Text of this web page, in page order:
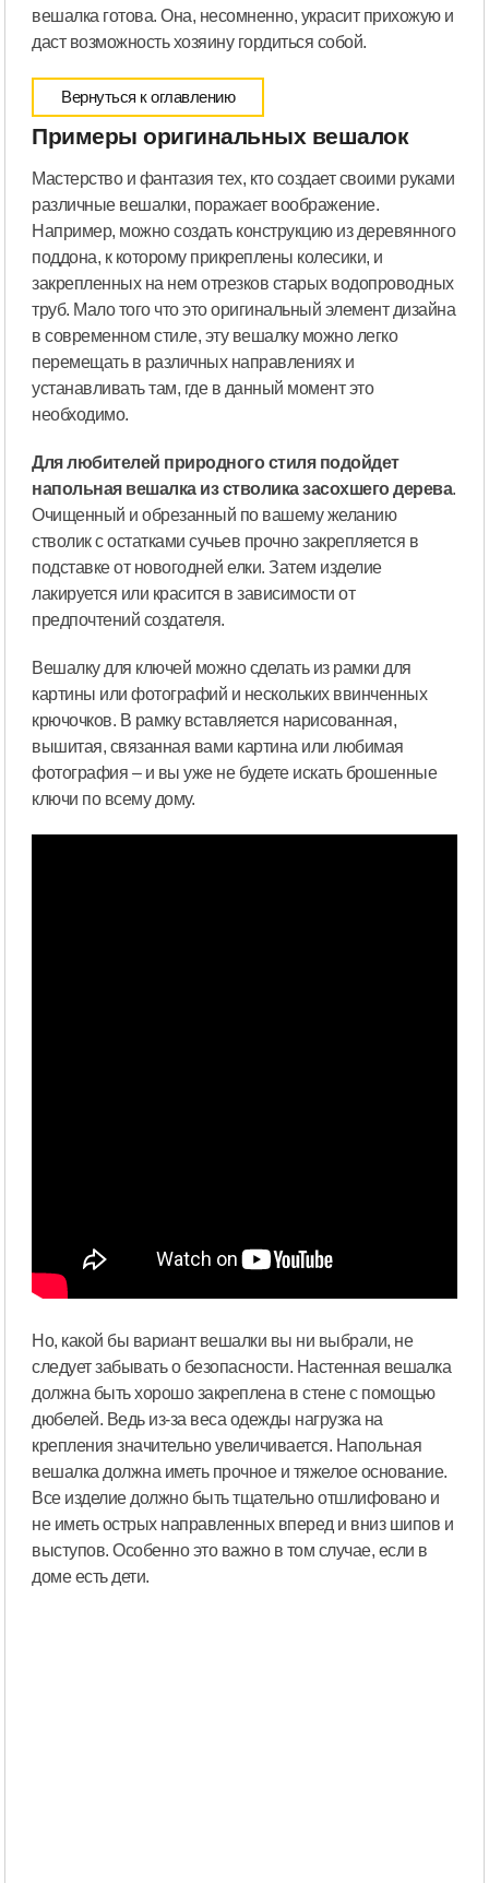
вешалка готова. Она, несомненно, украсит прихожую и
даст возможность хозяину гордиться собой.
Вернуться к оглавлению
Примеры оригинальных вешалок
Мастерство и фантазия тех, кто создает своими руками
различные вешалки, поражает воображение.
Например, можно создать конструкцию из деревянного
поддона, к которому прикреплены колесики, и
закрепленных на нем отрезков старых водопроводных
труб. Мало того что это оригинальный элемент дизайна
в современном стиле, эту вешалку можно легко
перемещать в различных направлениях и
устанавливать там, где в данный момент это
необходимо.
Для любителей природного стиля подойдет
напольная вешалка из стволика засохшего дерева.
Очищенный и обрезанный по вашему желанию
стволик с остатками сучьев прочно закрепляется в
подставке от новогодней елки. Затем изделие
лакируется или красится в зависимости от
предпочтений создателя.
Вешалку для ключей можно сделать из рамки для
картины или фотографий и нескольких ввинченных
крючочков. В рамку вставляется нарисованная,
вышитая, связанная вами картина или любимая
фотография – и вы уже не будете искать брошенные
ключи по всему дому.
Но, какой бы вариант вешалки вы ни выбрали, не
следует забывать о безопасности. Настенная вешалка
должна быть хорошо закреплена в стене с помощью
дюбелей. Ведь из-за веса одежды нагрузка на
крепления значительно увеличивается. Напольная
вешалка должна иметь прочное и тяжелое основание.
Все изделие должно быть тщательно отшлифовано и
не иметь острых направленных вперед и вниз шипов и
выступов. Особенно это важно в том случае, если в
доме есть дети.